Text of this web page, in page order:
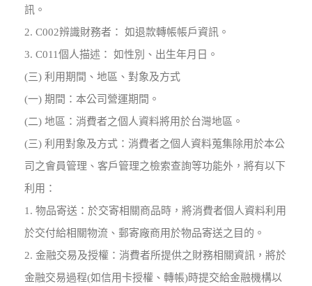
訊。
2. C002辨識財務者： 如退款轉帳帳戶資訊。
3. C011個人描述： 如性別、出生年月日。
(三) 利用期間、地區、對象及方式
(一) 期間：本公司營運期間。
(二) 地區：消費者之個人資料將用於台灣地區。
(三) 利用對象及方式：消費者之個人資料蒐集除用於本公
司之會員管理、客戶管理之檢索查詢等功能外，將有以下
利用：
1. 物品寄送：於交寄相關商品時，將消費者個人資料利用
於交付給相關物流、郵寄廠商用於物品寄送之目的。
2. 金融交易及授權：消費者所提供之財務相關資訊，將於
金融交易過程(如信用卡授權、轉帳)時提交給金融機構以